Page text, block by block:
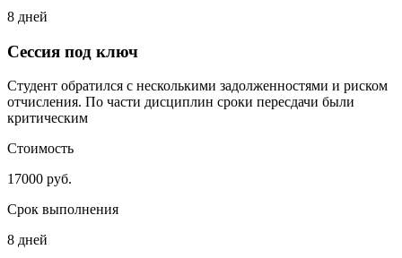
8 дней
Сессия под ключ
Студент обратился с несколькими задолженностями и риском
отчисления. По части дисциплин сроки пересдачи были
критическим
Стоимость
17000 руб.
Срок выполнения
8 дней